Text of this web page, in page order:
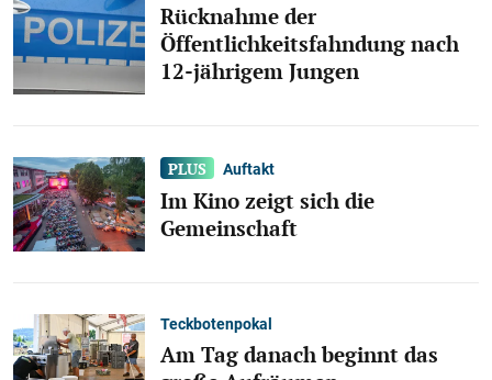
Rücknahme der
Öffentlichkeitsfahndung nach
12-jährigem Jungen
Auftakt
Im Kino zeigt sich die
Gemeinschaft
Teckbotenpokal
Am Tag danach beginnt das